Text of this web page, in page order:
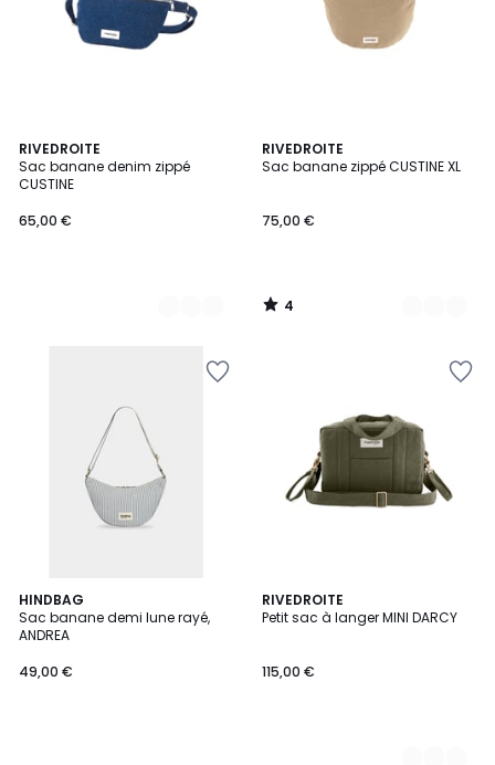
RIVEDROITE
Sac banane denim zippé
CUSTINE
65,00 €
2
Couleurs
RIVEDROITE
Sac banane zippé CUSTINE XL
75,00 €
4
/
5
Couleurs
4
/
HINDBAG
Sac banane demi lune rayé,
ANDREA
49,00 €
RIVEDROITE
Petit sac à langer MINI DARCY
115,00 €
3
Couleurs